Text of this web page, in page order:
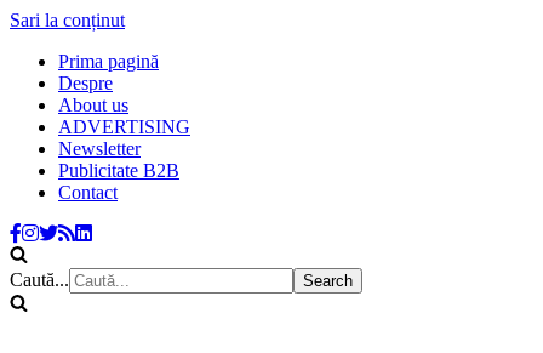
Sari la conținut
Prima pagină
Despre
About us
ADVERTISING
Newsletter
Publicitate B2B
Contact
Caută...